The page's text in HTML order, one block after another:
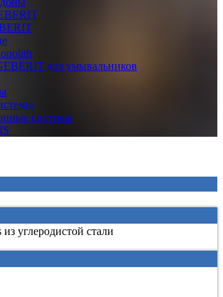
для умывальников
системы
углеродистой стали